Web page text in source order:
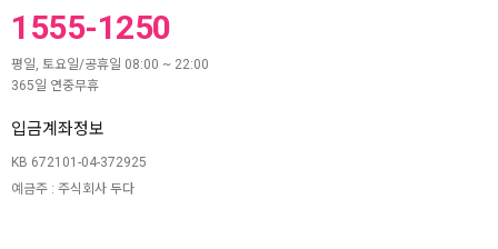
1555-1250
평일, 토요일/공휴일 08:00 ~ 22:00
365일 연중무휴
입금계좌정보
KB 672101-04-372925
예금주 : 주식회사 두다